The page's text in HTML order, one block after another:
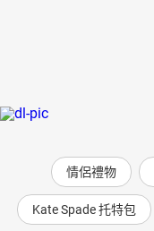
情侶禮物
Kate Spade 托特包